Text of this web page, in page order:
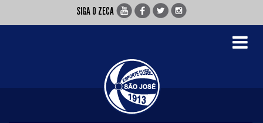
SIGA O ZECA
Toggle